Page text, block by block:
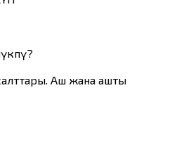
Аш жана ашты